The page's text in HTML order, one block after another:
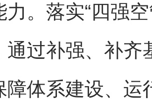
力。落实“四强
通过补强、补齐
障体系建设、运